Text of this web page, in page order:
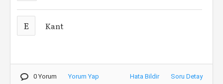
E Kant
0 Yorum Yorum Yap Hata Bildir Soru Detay